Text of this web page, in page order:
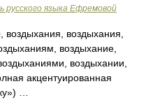
русского языка Ефремовой
воздыхания,
воздыхание,
воздыхании,
акцентуированная
…